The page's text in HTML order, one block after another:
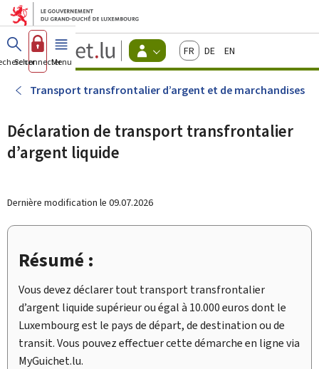
Aller au menu principal
Aller au contenu
Guichet.lu
Changer
d'espace
-
Menu
actif
FrançaisDeutschEnglish
Se connecterMenu principal
Transport transfrontalier d’argent et de marchandises
Déclaration de transport transfrontalier
d’argent liquide
Dernière modification le 09.07.2026
Résumé :
Vous devez déclarer tout transport transfrontalier
d’argent liquide supérieur ou égal à 10.000 euros dont le
Luxembourg est le pays de départ, de destination ou de
transit. Vous pouvez effectuer cette démarche en ligne via
MyGuichet.lu.